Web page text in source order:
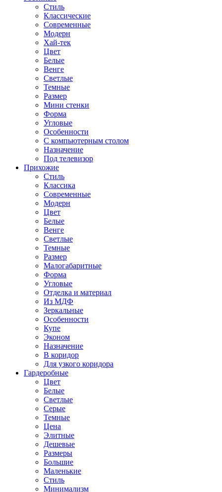
Стиль
Классические
Современные
Модерн
Хай-тек
Цвет
Белые
Венге
Светлые
Темные
Размер
Мини стенки
Форма
Угловые
Особенности
С компьютерным столом
Назначение
Под телевизор
Прихожие
Стиль
Классика
Современные
Модерн
Цвет
Белые
Венге
Светлые
Темные
Размер
Малогабаритные
Форма
Угловые
Отделка и материал
Из МДФ
Зеркальные
Особенности
Купе
Эконом
Назначение
В коридор
Для узкого коридора
Гардеробные
Цвет
Белые
Светлые
Серые
Темные
Цена
Элитные
Дешевые
Размеры
Большие
Маленькие
Стиль
Минимализм